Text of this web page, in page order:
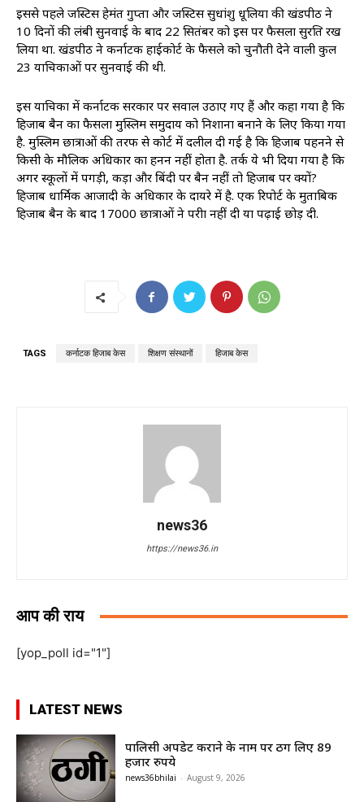
इससे पहले जस्टिस हेमंत गुप्ता और जस्टिस सुधांशु धूलिया की खंडपीठ ने
10 दिनों की लंबी सुनवाई के बाद 22 सितंबर को इस पर फैसला सुरक्षित रख
लिया था. खंडपीठ ने कर्नाटक हाईकोर्ट के फैसले को चुनौती देने वाली कुल
23 याचिकाओं पर सुनवाई की थी.
इस याचिका में कर्नाटक सरकार पर सवाल उठाए गए हैं और कहा गया है कि
हिजाब बैन का फैसला मुस्लिम समुदाय को निशाना बनाने के लिए किया गया
है. मुस्लिम छात्राओं की तरफ से कोर्ट में दलील दी गई है कि हिजाब पहनने से
किसी के मौलिक अधिकार का हनन नहीं होता है. तर्क ये भी दिया गया है कि
अगर स्कूलों में पगड़ी, कड़ा और बिंदी पर बैन नहीं तो हिजाब पर क्यों?
हिजाब धार्मिक आजादी के अधिकार के दायरे में है. एक रिपोर्ट के मुताबिक
हिजाब बैन के बाद 17000 छात्राओं ने परीक्षा नहीं दी या पढ़ाई छोड़ दी.
TAGS कर्नाटक हिजाब केस शिक्षण संस्थानों हिजाब केस
news36
https://news36.in
आप की राय
[yop_poll id="1"]
LATEST NEWS
पालिसी अपडेट कराने के नाम पर ठग लिए 89
हजार रुपये
news36bhilai - August 9, 2026